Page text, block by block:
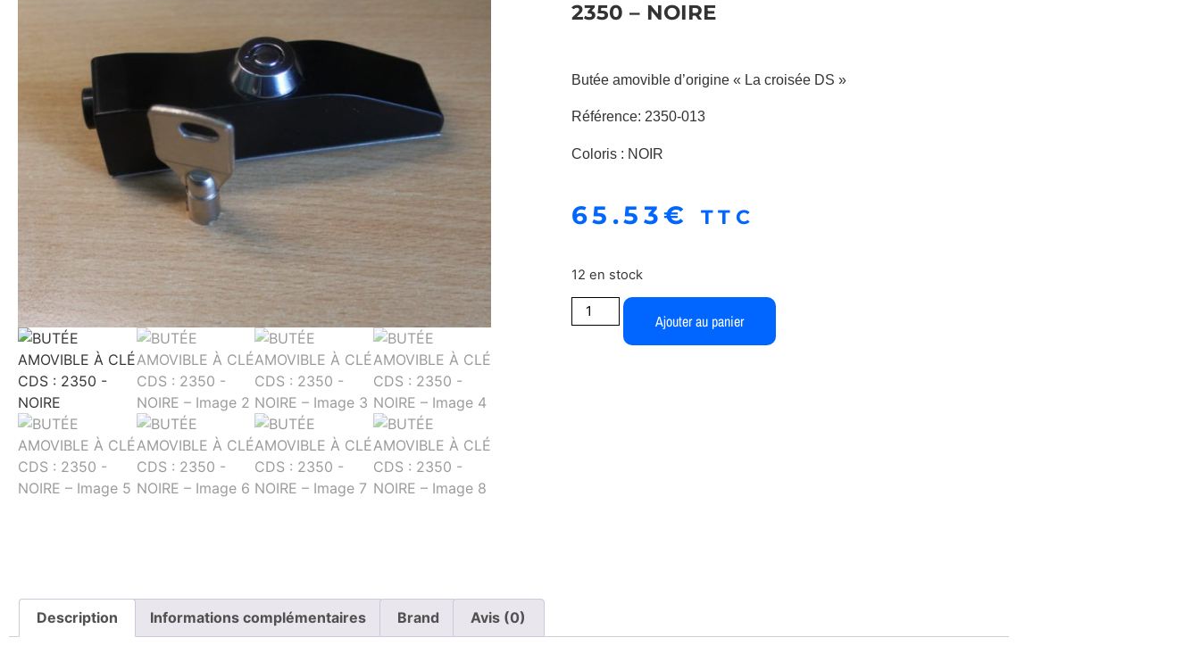
2350 – NOIRE
Butée amovible d’origine « La croisée DS »
Référence: 2350-013
Coloris : NOIR
65.53€ TTC
12 en stock
Ajouter au panier
Description Informations complémentaires Brand Avis (0)